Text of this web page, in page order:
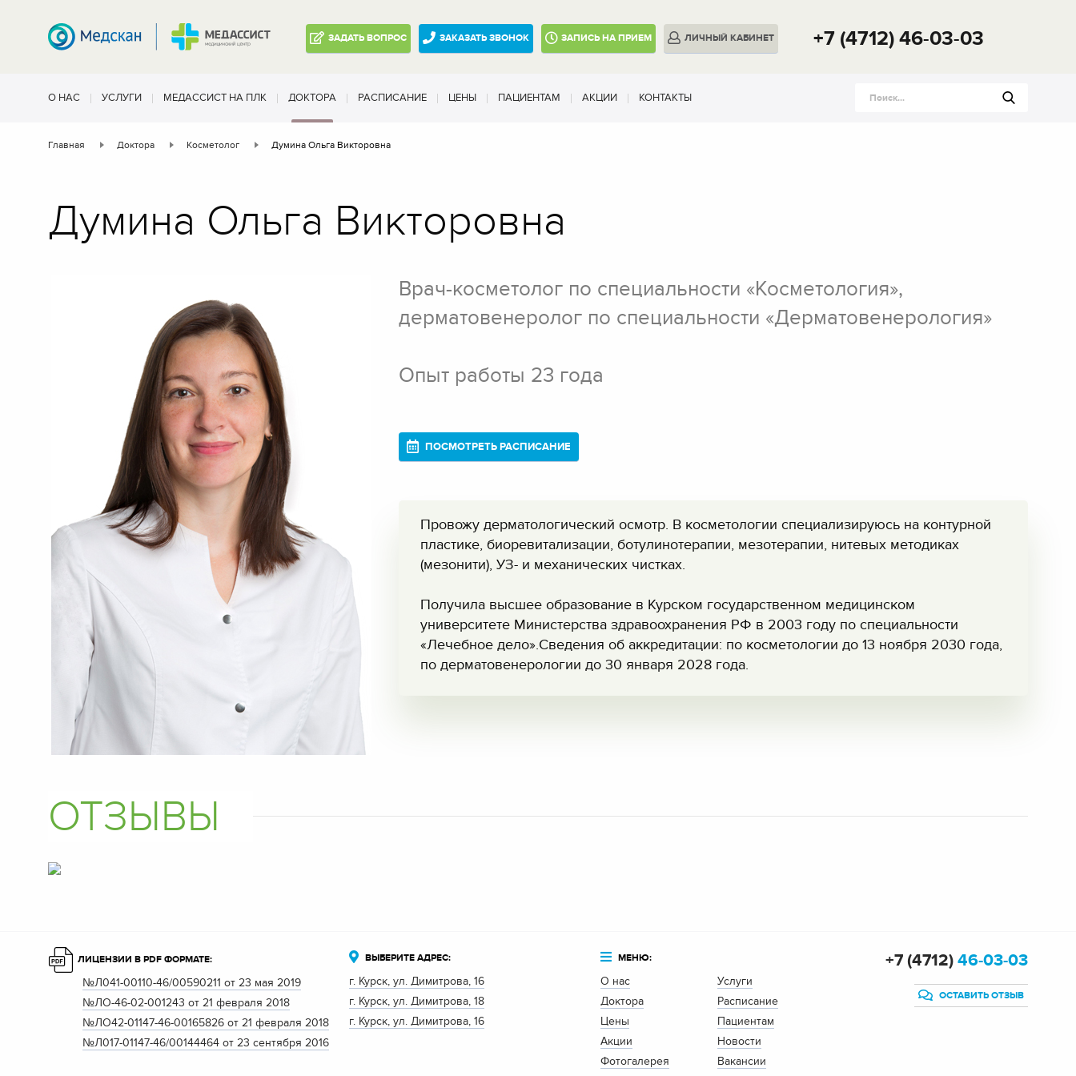
+7 (4712) 46-03-03
ЗАДАТЬ ВОПРОС ЗАКАЗАТЬ ЗВОНОК ЗАПИСЬНА ПРИЕМ ЛИЧНЫЙКАБИНЕТ
О НАС УСЛУГИ МЕДАССИСТ НА ПЛК ДОКТОРА РАСПИСАНИЕ ЦЕНЫ ПАЦИЕНТАМ АКЦИИ КОНТАКТЫ
Главная Доктора Косметолог Думина Ольга Викторовна
Думина Ольга Викторовна
Врач-косметолог по специальности «Косметология»,
дерматовенеролог по специальности «Дерматовенерология»
Опыт работы 23 года
ПОСМОТРЕТЬ РАСПИСАНИЕ
Провожу дерматологический осмотр. В косметологии специализируюсь на контурной
пластике, биоревитализации, ботулинотерапии, мезотерапии, нитевых методиках
(мезонити), УЗ- и механических чистках.
Получила высшее образование в Курском государственном медицинском
университете Министерства здравоохранения РФ в 2003 году по специальности
«Лечебное дело».Сведения об аккредитации: по косметологии до 13 ноября 2030 года,
по дерматовенерологии до 30 января 2028 года.
ОТЗЫВЫ
ЛИЦЕНЗИИ В PDF ФОРМАТЕ:
№Л041-00110-46/00590211 от 23 мая 2019
№ЛО-46-02-001243 от 21 февраля 2018
№ЛО42-01147-46-00165826 от 21 февраля 2018
№Л017-01147-46/00144464 от 23 сентября 2016
ВЫБЕРИТЕ АДРЕС:
г. Курск, ул. Димитрова, 16
г. Курск, ул. Димитрова, 18
г. Курск, ул. Димитрова, 16
МЕНЮ:
О нас
Услуги
Доктора
Расписание
Цены
Пациентам
Акции
Новости
Фотогалерея
Вакансии
+7 (4712)46-03-03
ОСТАВИТЬ ОТЗЫВ